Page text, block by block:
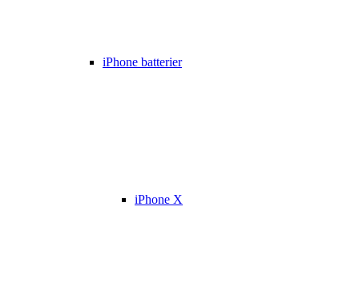
iPhone batterier
iPhone X